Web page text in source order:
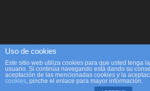
© 2018 Accilex. Creado porLVS2, Agencia
Posicionamiento Web
Uso de cookies
Este sitio web utiliza cookies para que usted tenga
usuario. Si continúa navegando está dando su
aceptación de las mencionadas cookies y la
cookies, pinche el enlace para mayor información.